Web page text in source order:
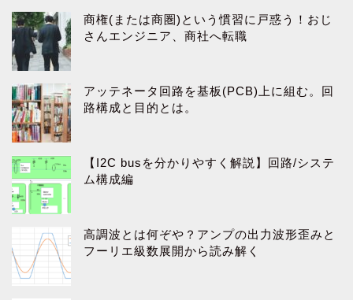
商権(または商圏)という慣習に戸惑う！おじ
さんエンジニア、商社へ転職
アッテネータ回路を基板(PCB)上に組む。回
路構成と目的とは。
【I2C busを分かりやすく解説】回路/システ
ム構成編
高調波とは何ぞや？アンプの出力波形歪みと
フーリエ級数展開から読み解く